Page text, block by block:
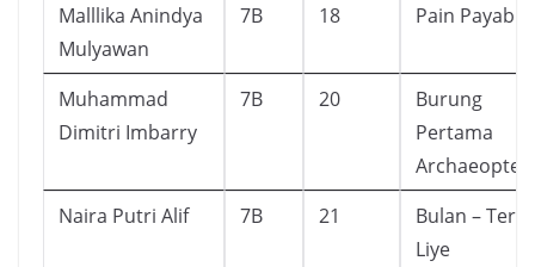
Malllika Anindya
Mulyawan
7B 18 Pain Payable
Muhammad
Dimitri Imbarry
7B 20
Burung
Pertama
Naira Putri Alif
7B 21
Bulan – Tere
Liye